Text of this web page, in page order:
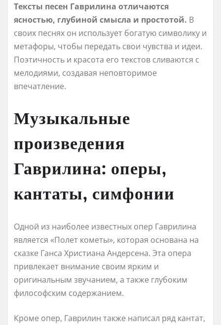
Тексты песен Гаврилина отличаются
ясностью, глубиной смысла и простотой. В
своих песнях он использует богатую символику и
метафоры, чтобы передать свои чувства и идеи.
Поэтичность и красота его текстов сливаются с
мелодиями, создавая неповторимое
впечатление.
Музыкальные
произведения
Гаврилина: оперы,
кантаты, симфонии
Одной из наиболее известных опер Гаврилина
является «Полет кометы», которая основана на
сказке Ганса Христиана Андерсена. Эта опера
привлекает внимание своим ярким и
оригинальным звучанием, а также глубоким
философским содержанием.
Кроме опер, Гаврилин также написал ряд кантат,